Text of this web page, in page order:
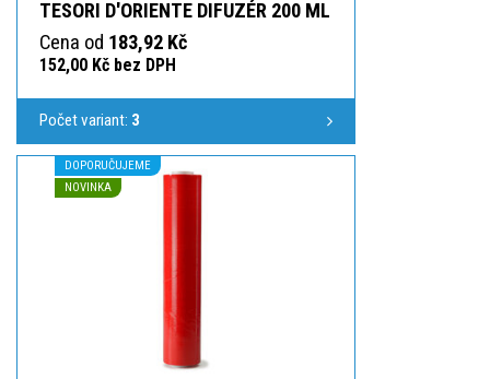
TESORI D'ORIENTE DIFUZÉR 200 ML
Cena od 183,92 Kč
152,00 Kč bez DPH
Počet variant: 3
DOPORUČUJEME
NOVINKA